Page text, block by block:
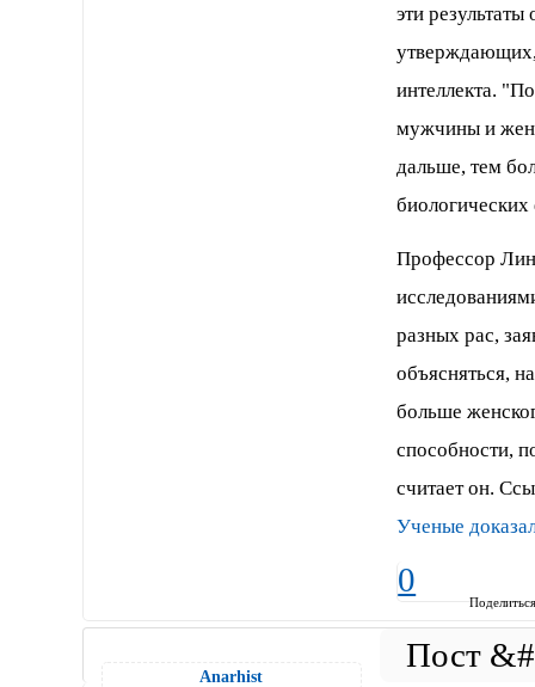
эти
интеллекта.
мужчины и
дальше, тем
Профессор
разных рас,
объясняться,
больше
способности,
считает он.
Ученые
0
Anarhist